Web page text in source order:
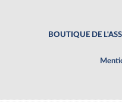
BOUTIQUE DE